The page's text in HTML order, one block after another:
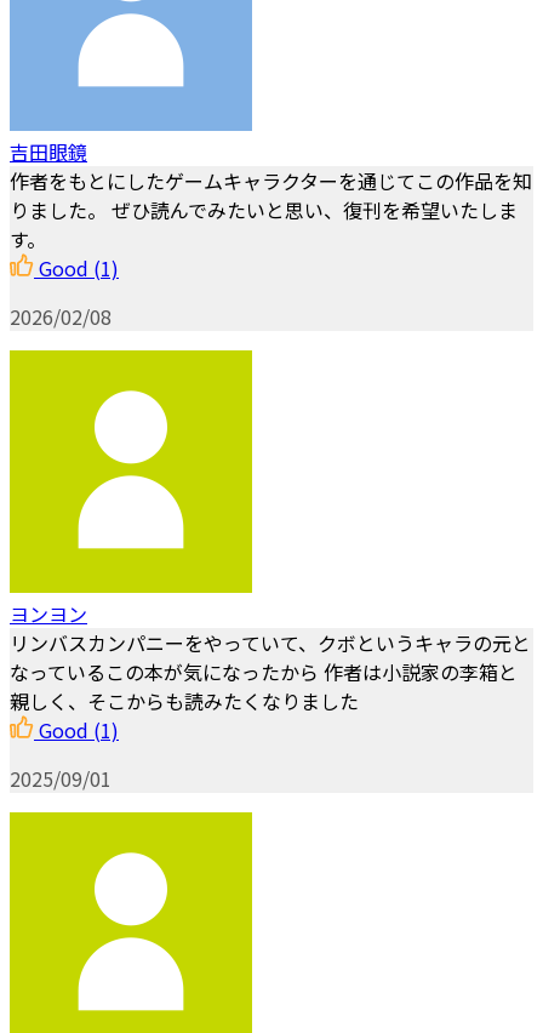
吉田眼鏡
作者をもとにしたゲームキャラクターを通じてこの作品を知
りました。 ぜひ読んでみたいと思い、復刊を希望いたしま
す。
Good (1)
2026/02/08
ヨンヨン
リンバスカンパニーをやっていて、クボというキャラの元と
なっているこの本が気になったから 作者は小説家の李箱と
親しく、そこからも読みたくなりました
Good (1)
2025/09/01